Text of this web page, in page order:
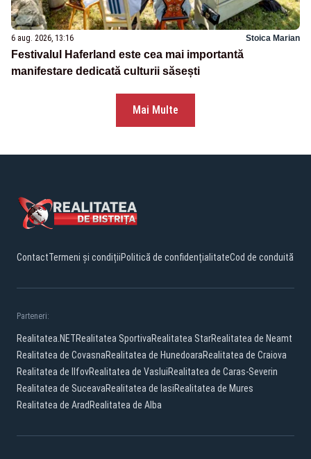
6 aug. 2026, 13:16 Stoica Marian
Festivalul Haferland este cea mai importantă
manifestare dedicată culturii săsești
Mai Multe
ContactTermeni și condițiiPolitică de confidențialitateCod de conduită
Parteneri:
Realitatea.NETRealitatea SportivaRealitatea StarRealitatea de Neamt
Realitatea de CovasnaRealitatea de HunedoaraRealitatea de Craiova
Realitatea de IlfovRealitatea de VasluiRealitatea de Caras-Severin
Realitatea de SuceavaRealitatea de IasiRealitatea de Mures
Realitatea de Arad Realitatea de Alba